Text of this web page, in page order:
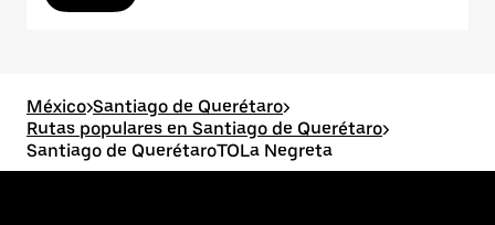
México>Santiago de Querétaro>
Rutas populares en Santiago de Querétaro>
Santiago de QuerétaroTOLa Negreta